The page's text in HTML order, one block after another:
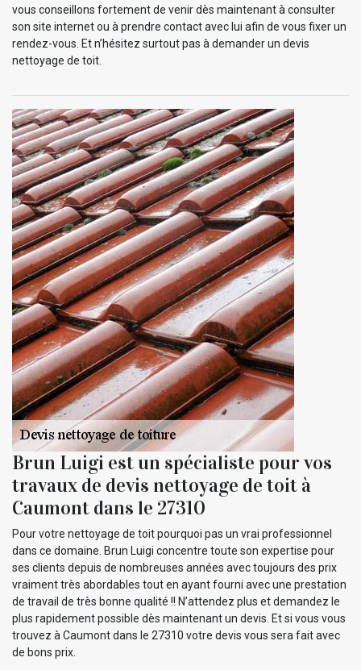
vous conseillons fortement de venir dès maintenant à consulter
son site internet ou à prendre contact avec lui afin de vous fixer un
rendez-vous. Et n’hésitez surtout pas à demander un devis
nettoyage de toit.
Brun Luigi est un spécialiste pour vos
travaux de devis nettoyage de toit à
Caumont dans le 27310
Pour votre nettoyage de toit pourquoi pas un vrai professionnel
dans ce domaine. Brun Luigi concentre toute son expertise pour
ses clients depuis de nombreuses années avec toujours des prix
vraiment très abordables tout en ayant fourni avec une prestation
de travail de très bonne qualité !! N’attendez plus et demandez le
plus rapidement possible dès maintenant un devis. Et si vous vous
trouvez à Caumont dans le 27310 votre devis vous sera fait avec
de bons prix.